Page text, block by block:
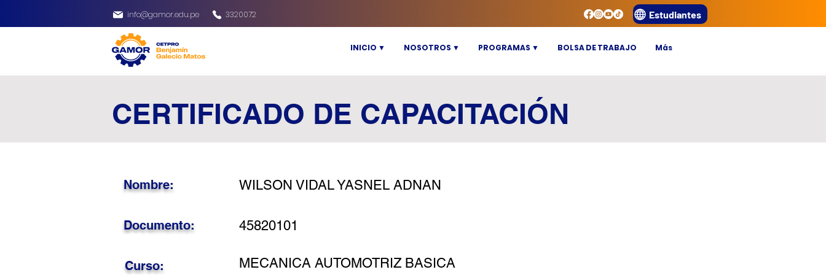
info@gamor.edu.pe 3320072 Estudiantes
INICIO ▼ NOSOTROS ▼ PROGRAMAS ▼ BOLSA DE TRABAJO Más
CERTIFICADO DE CAPACITACIÓN
WILSON VIDAL YASNEL ADNAN
Nombre:
45820101
Documento:
MECANICA AUTOMOTRIZ BASICA
Curso: